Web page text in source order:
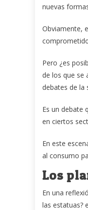
nuevas
Obviamente,
Pero ¿es
de los que se
debates de la
Es un debate
en ciertos
En este
al consumo
Los
En una
las estatuas?